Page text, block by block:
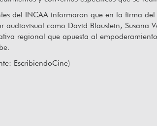
del INCAA informaron que en la firma
audiovisual como David Blaustein, Susana
regional que apuesta al
EscribiendoCine)